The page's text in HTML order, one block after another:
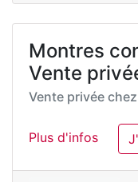
Montres
Vente
Vente privée chez
Plus d'infos